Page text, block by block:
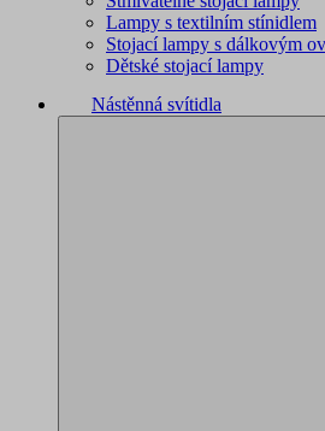
Lampy s textilním stínidlem
Stojací lampy s dálkovým
Dětské stojací lampy
Nástěnná svítidla